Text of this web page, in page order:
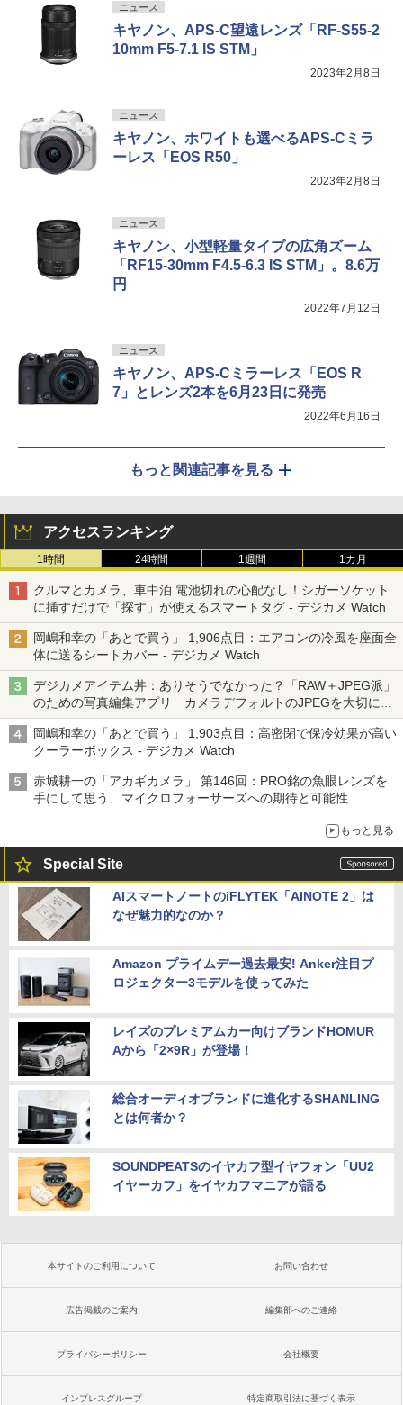
ニュース
キヤノン、APS-C望遠レンズ「RF-S55-2
10mm F5-7.1 IS STM」
2023年2月8日
ニュース
キヤノン、ホワイトも選べるAPS-Cミラ
ーレス「EOS R50」
2023年2月8日
ニュース
キヤノン、小型軽量タイプの広角ズーム
「RF15-30mm F4.5-6.3 IS STM」。8.6万
円
2022年7月12日
ニュース
キヤノン、APS-Cミラーレス「EOS R
7」とレンズ2本を6月23日に発売
2022年6月16日
もっと関連記事を見る
アクセスランキング
1時間 24時間 1週間 1カ月
クルマとカメラ、車中泊 電池切れの心配なし！シガーソケット
に挿すだけで「探す」が使えるスマートタグ - デジカメ Watch
岡嶋和幸の「あとで買う」 1,906点目：エアコンの冷風を座面全
体に送るシートカバー - デジカメ Watch
デジカメアイテム丼：ありそうでなかった？「RAW＋JPEG派」
のための写真編集アプリ カメラデフォルトのJPEGを大切にす
る「Filmator」
岡嶋和幸の「あとで買う」 1,903点目：高密閉で保冷効果が高い
クーラーボックス - デジカメ Watch
赤城耕一の「アカギカメラ」 第146回：PRO銘の魚眼レンズを
手にして思う、マイクロフォーサーズへの期待と可能性
もっと見る
Special Site
AIスマートノートのiFLYTEK「AINOTE 2」は
なぜ魅力的なのか？
Amazon プライムデー過去最安! Anker注目プ
ロジェクター3モデルを使ってみた
レイズのプレミアムカー向けブランドHOMUR
Aから「2×9R」が登場！
総合オーディオブランドに進化するSHANLING
とは何者か？
SOUNDPEATSのイヤカフ型イヤフォン「UU2
イヤーカフ」をイヤカフマニアが語る
本サイトのご利用について お問い合わせ
広告掲載のご案内 編集部へのご連絡
プライバシーポリシー 会社概要
インプレスグループ 特定商取引法に基づく表示